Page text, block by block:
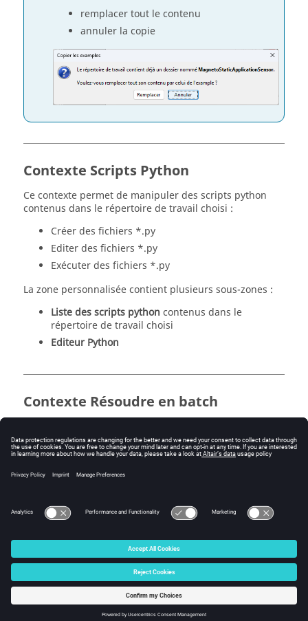
remplacer tout le contenu
annuler la copie
Contexte Scripts Python
Ce contexte permet de manipuler des scripts python
contenus dans le répertoire de travail choisi :
Créer des fichiers *.py
Editer des fichiers *.py
Exécuter des fichiers *.py
La zone personnalisée contient plusieurs sous-zones :
Liste des scripts python contenus dans le
répertoire de travail choisi
Editeur Python
Contexte Résoudre en batch
batch (permet par exemple de réduire le temps de
calcul pour les modèles complexes)
Il également possible de planifier plusieurs résolutions
répertoire de travail choisi.
© 2025 Altair Engineering, Inc. All Rights Reserved.
Intellectual Property Rights Notice|Technical Support
☼